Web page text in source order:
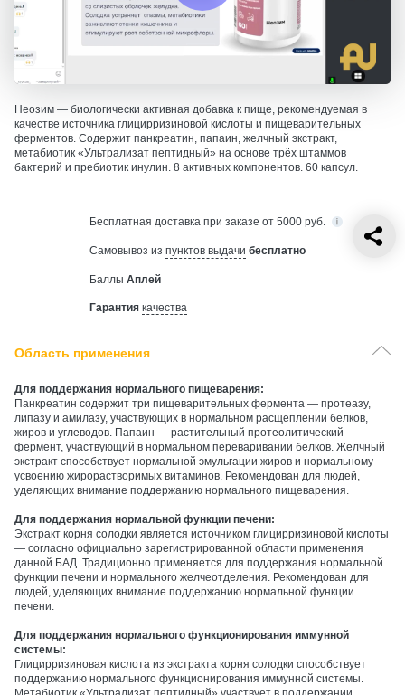
Неозим — биологически активная добавка к пище, рекомендуемая в
качестве источника глицирризиновой кислоты и пищеварительных
ферментов. Содержит панкреатин, папаин, желчный экстракт,
метабиотик «Ультрализат пептидный» на основе трёх штаммов
бактерий и пребиотик инулин. 8 активных компонентов. 60 капсул.
Бесплатная доставка при заказе от 5000 руб.
Самовывоз из пунктов выдачи бесплатно
Баллы Аплей
Гарантия качества
Область применения
Для поддержания нормального пищеварения:
Панкреатин содержит три пищеварительных фермента — протеазу,
липазу и амилазу, участвующих в нормальном расщеплении белков,
жиров и углеводов. Папаин — растительный протеолитический
фермент, участвующий в нормальном переваривании белков. Желчный
экстракт способствует нормальной эмульгации жиров и нормальному
усвоению жирорастворимых витаминов. Рекомендован для людей,
уделяющих внимание поддержанию нормального пищеварения.
Для поддержания нормальной функции печени:
Экстракт корня солодки является источником глицирризиновой кислоты
— согласно официально зарегистрированной области применения
данной БАД. Традиционно применяется для поддержания нормальной
функции печени и нормального желчеотделения. Рекомендован для
людей, уделяющих внимание поддержанию нормальной функции
печени.
Для поддержания нормального функционирования иммунной
системы:
Глицирризиновая кислота из экстракта корня солодки способствует
поддержанию нормального функционирования иммунной системы.